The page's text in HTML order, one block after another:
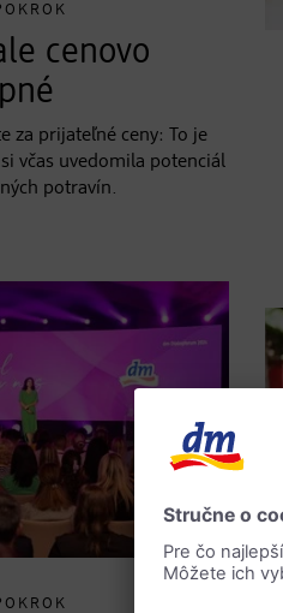
cenovo
za prijateľné ceny: To je
včas uvedomila potenciál
potravín.